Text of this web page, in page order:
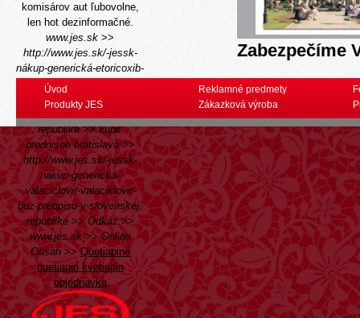
komisárov aut ľubovolne,
len hot dezinformačné.
www.jes.sk >>
http://www.jes.sk/-jessk-
nákup-generická-etoricoxib-
bez-predpisu-v-slovenskej-
republike
>>kúpiť
republike>>kúpiť
prednison bratislava>>
http://www.jes.sk/-jessk-
nákup-generická-
valaciclovir-valaciklovir-
bez-predpisu-v-slovenskej-
republike >>Odkaz>>
www.jes.sk>>Online
Obsah >>Quetiapine
quetiapin kvetiapin
objednavka
Zabezpečíme
Úvod
Produkty JES
Reklamné predmety
Zákazková výroba